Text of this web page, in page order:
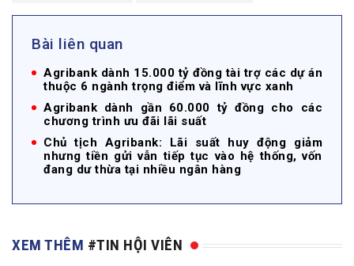
Bài liên quan
Agribank dành 15.000 tỷ đồng tài trợ các dự án
thuộc 6 ngành trọng điểm và lĩnh vực xanh
Agribank dành gần 60.000 tỷ đồng cho các
chương trình ưu đãi lãi suất
Chủ tịch Agribank: Lãi suất huy động giảm
nhưng tiền gửi vẫn tiếp tục vào hệ thống, vốn
đang dư thừa tại nhiều ngân hàng
XEM THÊM #TIN HỘI VIÊN